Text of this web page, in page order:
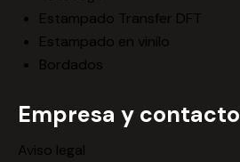
Estampado Transfer DFT
Estampado en vinilo
Bordados
Empresa y contacto
Aviso legal